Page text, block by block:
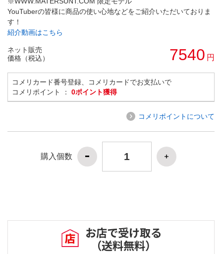
YouTuberの皆様に商品の使い心地などをご紹介いただいておりま
す！
紹介動画はこちら
ネット販売
価格（税込）
7540 円
コメリカード番号登録、コメリカードでお支払いで
コメリポイント ： 0ポイント獲得
コメリポイントについて
購入個数
お店で受け取る
（送料無料）